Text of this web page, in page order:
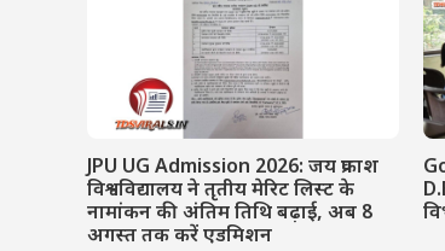
JPU UG Admission 2026: जय प्रकाश
विश्वविद्यालय ने तृतीय मेरिट लिस्ट के
नामांकन की अंतिम तिथि बढ़ाई, अब 8
अगस्त तक करें एडमिशन